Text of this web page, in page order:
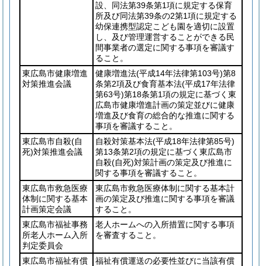
設、同法第39条第1項に規定する保育
所及び同法第39条の2第1項に規定する
幼保連携型認定こども園を適切に設置
し、及び管理運営することができる民
間事業者の選定に関する事項を審議す
ること。
東広島市健康増進
対策推進会議
健康増進法(平成14年法律第103号)第8
条第2項及び食育基本法(平成17年法律
第63号)第18条第1項の規定に基づく東
広島市健康増進計画の策定並びに健康
増進及び食育の総合的な推進に関する
事項を審議すること。
東広島市自殺(自
死)対策推進会議
自殺対策基本法(平成18年法律第85号)
第13条第2項の規定に基づく東広島市
自殺(自死)対策計画の策定及び推進に
関する事項を審議すること。
東広島市救急医療
体制に関する基本
計画策定会議
東広島市救急医療体制に関する基本計
画の策定及び推進に関する事項を審議
すること。
東広島市福祉事務
所老人ホーム入所
判定委員会
老人ホームへの入所措置に関する事項
を審査すること。
東広島市福祉有償
福祉有償運送の必要性並びに当該有償